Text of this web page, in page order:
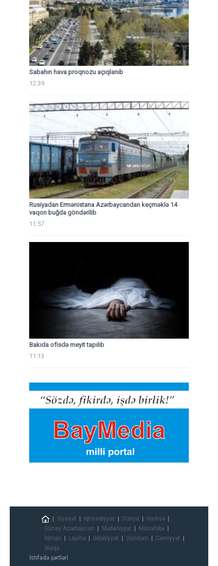
Sabahın hava proqnozu açıqlanıb
12:39
Rusiyadan Ermənistana Azərbaycandan keçməklə 14
vaqon buğda göndərilib
11:57
Bakıda ofisdə meyit tapılıb
11:13
Siyasət İqtisadiyyat Dünya
Hadisə
Güney Azərbaycan
Mədəniyyət
Müsahibə
İdman
Layihə Ədəbiyyat Gündəm
Cəmiyyət
Əlaqə
İstifadə şərtləri